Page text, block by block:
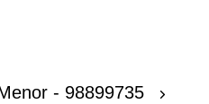
- 98899735